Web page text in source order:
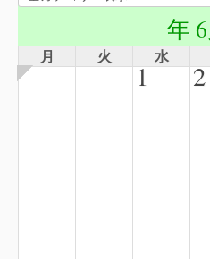
年
月 火 水
1 2